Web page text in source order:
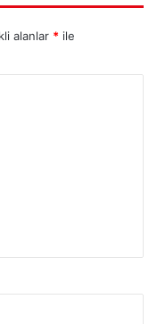
alanlar * ile